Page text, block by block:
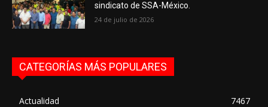
sindicato de SSA-México.
24 de julio de 2026
CATEGORÍAS MÁS POPULARES
Actualidad
7467